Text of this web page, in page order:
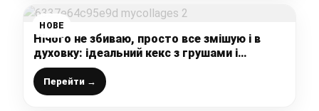
НОВЕ
Нічого не збиваю, просто все змішую і в
духовку: ідеальний кекс з грушами і
горіхами, пишний, вологий та дуже смачний
Перейти →